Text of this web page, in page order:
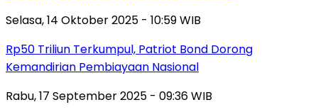
Selasa, 14 Oktober 2025 - 10:59 WIB
Rp50 Triliun Terkumpul, Patriot Bond Dorong
Kemandirian Pembiayaan Nasional
Rabu, 17 September 2025 - 09:36 WIB